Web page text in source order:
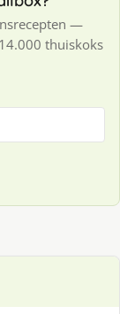
—
thuiskoks